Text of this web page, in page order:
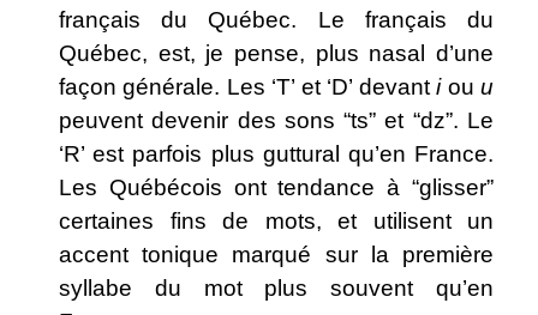
français du Québec. Le français du
Québec, est, je pense, plus nasal d’une
façon générale. Les ‘T’ et ‘D’ devantiouu
peuvent devenir des sons “ts” et “dz”. Le
‘R’ est parfois plus guttural qu’en France.
Les Québécois ont tendance à “glisser”
certaines fins de mots, et utilisent un
accent tonique marqué sur la première
syllabe du mot plus souvent qu’en